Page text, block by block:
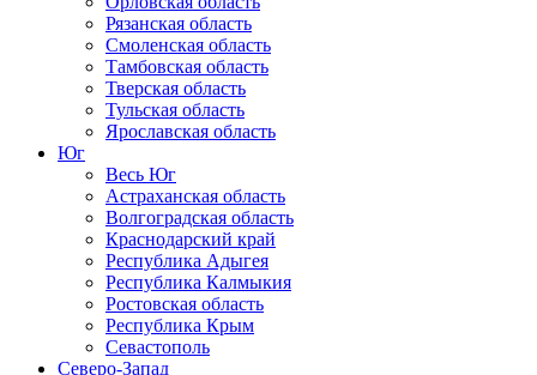
Рязанская область
Смоленская область
Тамбовская область
Тверская область
Тульская область
Ярославская область
Юг
Весь Юг
Астраханская область
Волгоградская область
Краснодарский край
Республика Адыгея
Республика Калмыкия
Ростовская область
Республика Крым
Севастополь
Северо-Запад